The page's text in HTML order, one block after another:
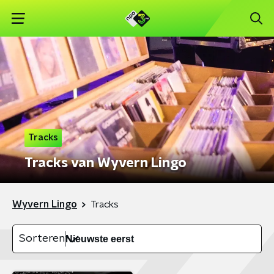
Tracks
Tracks van Wyvern Lingo
Wyvern Lingo Tracks
Sorteren